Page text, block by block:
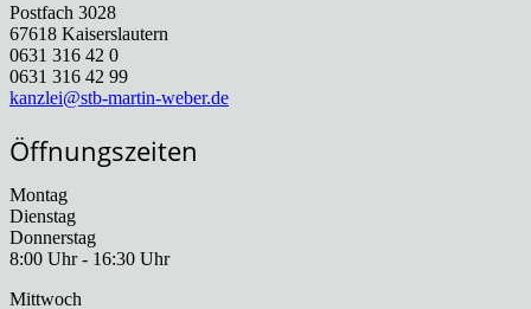
Postfach 3028
67618 Kaiserslautern
0631 316 42 0
0631 316 42 99
kanzlei@stb-martin-weber.de
Öffnungszeiten
Montag
Dienstag
Donnerstag
8:00 Uhr - 16:30 Uhr
Mittwoch